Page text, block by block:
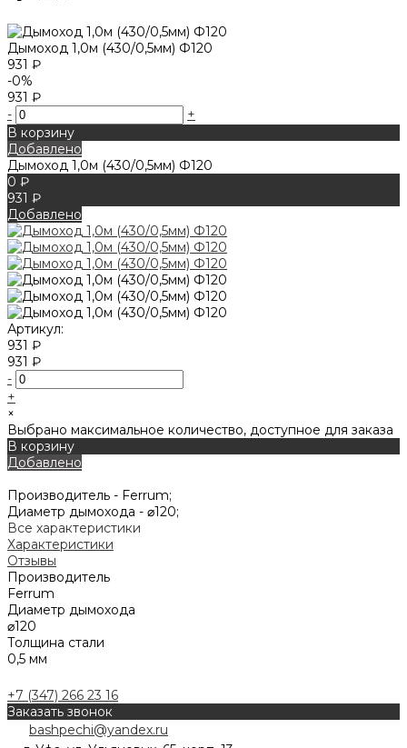
Дымоход 1,0м (430/0,5мм) Ф120
931 ₽
-0%
931 ₽
-
+
В корзину
Добавлено
Дымоход 1,0м (430/0,5мм) Ф120
0 ₽
931 ₽
Добавлено
Артикул:
931 ₽
931 ₽
-
+
×
Выбрано максимальное количество, доступное для заказа
В корзину
Добавлено
Производитель - Ferrum;
Диаметр дымохода - ⌀120;
Все характеристики
Характеристики
Отзывы
Производитель
Ferrum
Диаметр дымохода
⌀120
Толщина стали
0,5 мм
+7 (347) 266 23 16
Заказать звонок
bashpechi@yandex.ru